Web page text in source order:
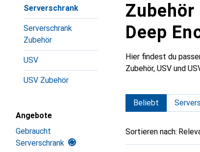
Serverschrank
Serverschrank
Zubehör
USV
USV Zubehör
Angebote
Gebraucht
Serverschrank
Deep
Hier findest du
Zubehör, USV und
Beliebt
Sortieren nach: